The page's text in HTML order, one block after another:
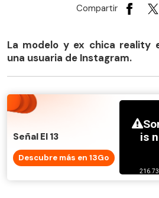
Compartir
La modelo y ex chica reality
una usuaria de Instagram.
Señal El 13
Descubre más en 13Go